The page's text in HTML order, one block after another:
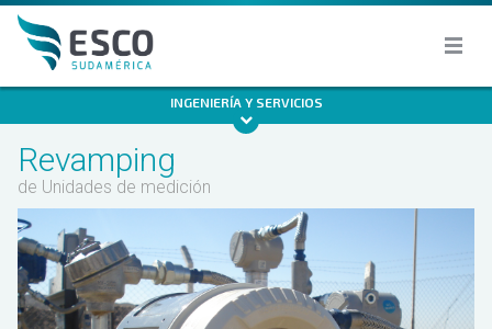
INGENIERÍA Y SERVICIOS
Revamping
de Unidades de medición